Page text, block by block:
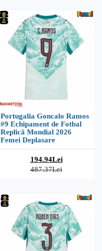
Portugalia Goncalo Ramos
#9 Echipament de Fotbal
Replică Mondial 2026
Femei Deplasare
194.94Lei
487.37Lei